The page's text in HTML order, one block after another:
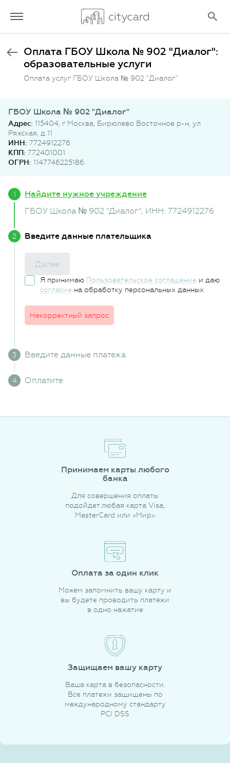
Оплата ГБОУ Школа № 902 "Диалог":
образовательные услуги
Оплата услуг ГБОУ Школа № 902 "Диалог"
ГБОУ Школа № 902 "Диалог"
Адрес: 115404, г Москва, Бирюлево Восточное р-н, ул
Ряжская, д 11
ИНН: 7724912276
КПП: 772401001
ОГРН: 1147746225186
Найдите нужное учреждение
ГБОУ Школа № 902 "Диалог", ИНН: 7724912276
Введите данные плательщика
Далее
Я принимаю Пользовательское соглашение и даю
согласие на обработку персональных данных
Некорректный запрос
Введите данные платежа
Оплатите
Принимаем карты любого
банка
Для совершения оплаты
подойдет любая карта Visa,
MasterCard или «Мир»
Оплата за один клик
Можем запомнить вашу карту и
вы будете проводить платежи
в одно нажатие
Защищаем вашу карту
Ваша карта в безопасности.
Все платежи защищены по
международному стандарту
PCI DSS